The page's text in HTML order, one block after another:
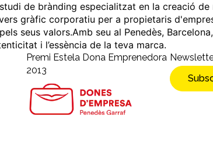
de brànding especialitzat en la creació de
gràfic corporatiu per a propietaris
seus valors.Amb seu al Penedès,
i l’essència de la teva marca.
Premi Estela Dona Emprenedora
2013